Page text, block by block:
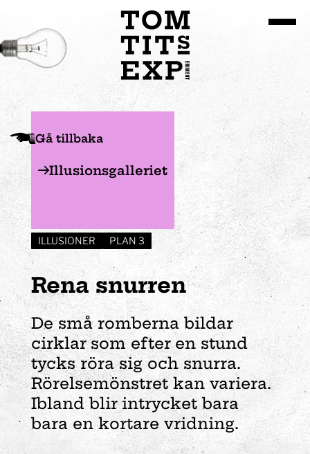
Gå tillbaka
Illusionsgalleriet
ILLUSIONER PLAN 3
Rena snurren
De små romberna bildar
cirklar som efter en stund
tycks röra sig och snurra.
Rörelsemönstret kan variera.
Ibland blir intrycket bara
bara en kortare vridning.